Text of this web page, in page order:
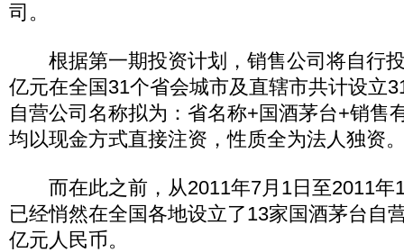
司。
根据第一期投资计划，销售公司将自行
亿元在全国31个省会城市及直辖市共计设立
自营公司名称拟为：省名称+国酒茅台+销售
均以现金方式直接注资，性质全为法人独资
而在此之前，从2011年7月1日至2011年
已经悄然在全国各地设立了13家国酒茅台自
亿元人民币。